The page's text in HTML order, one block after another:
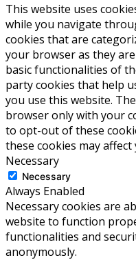
This website uses
while you navigate
cookies that are
your browser as they
basic functionalities of
party cookies that help
you use this website.
browser only with your
to opt-out of these
these cookies may
Necessary
Necessary
Always Enabled
Necessary cookies are
website to function
functionalities and
anonymously.